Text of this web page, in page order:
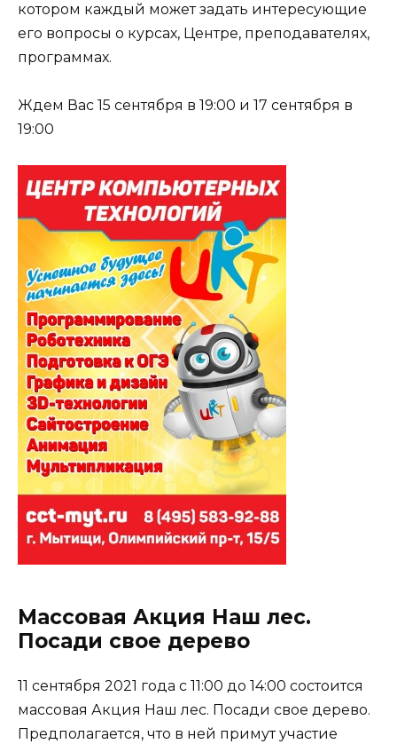
котором каждый может задать интересующие
его вопросы о курсах, Центре, преподавателях,
программах.
Ждем Вас 15 сентября в 19:00 и 17 сентября в
19:00
Массовая Акция Наш лес.
Посади свое дерево
11 сентября 2021 года с 11:00 до 14:00 состоится
массовая Акция Наш лес. Посади свое дерево.
Предполагается, что в ней примут участие